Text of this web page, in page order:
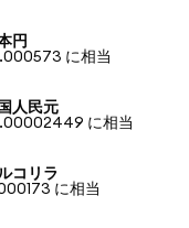
円
に相当
人民元
に相当
コリラ
に相当